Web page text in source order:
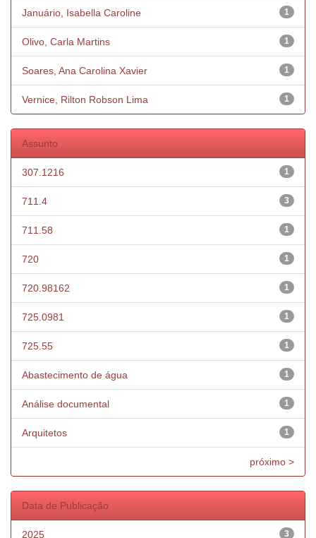
1
Januário, Isabella Caroline
1
Olivo, Carla Martins
1
Soares, Ana Carolina Xavier
1
Vernice, Rilton Robson Lima
Assunto
1
307.1216
3
711.4
1
711.58
1
720
1
720.98162
1
725.0981
1
725.55
1
Abastecimento de água
1
Análise documental
1
Arquitetos
próximo >
Data de Publicação
3
2025